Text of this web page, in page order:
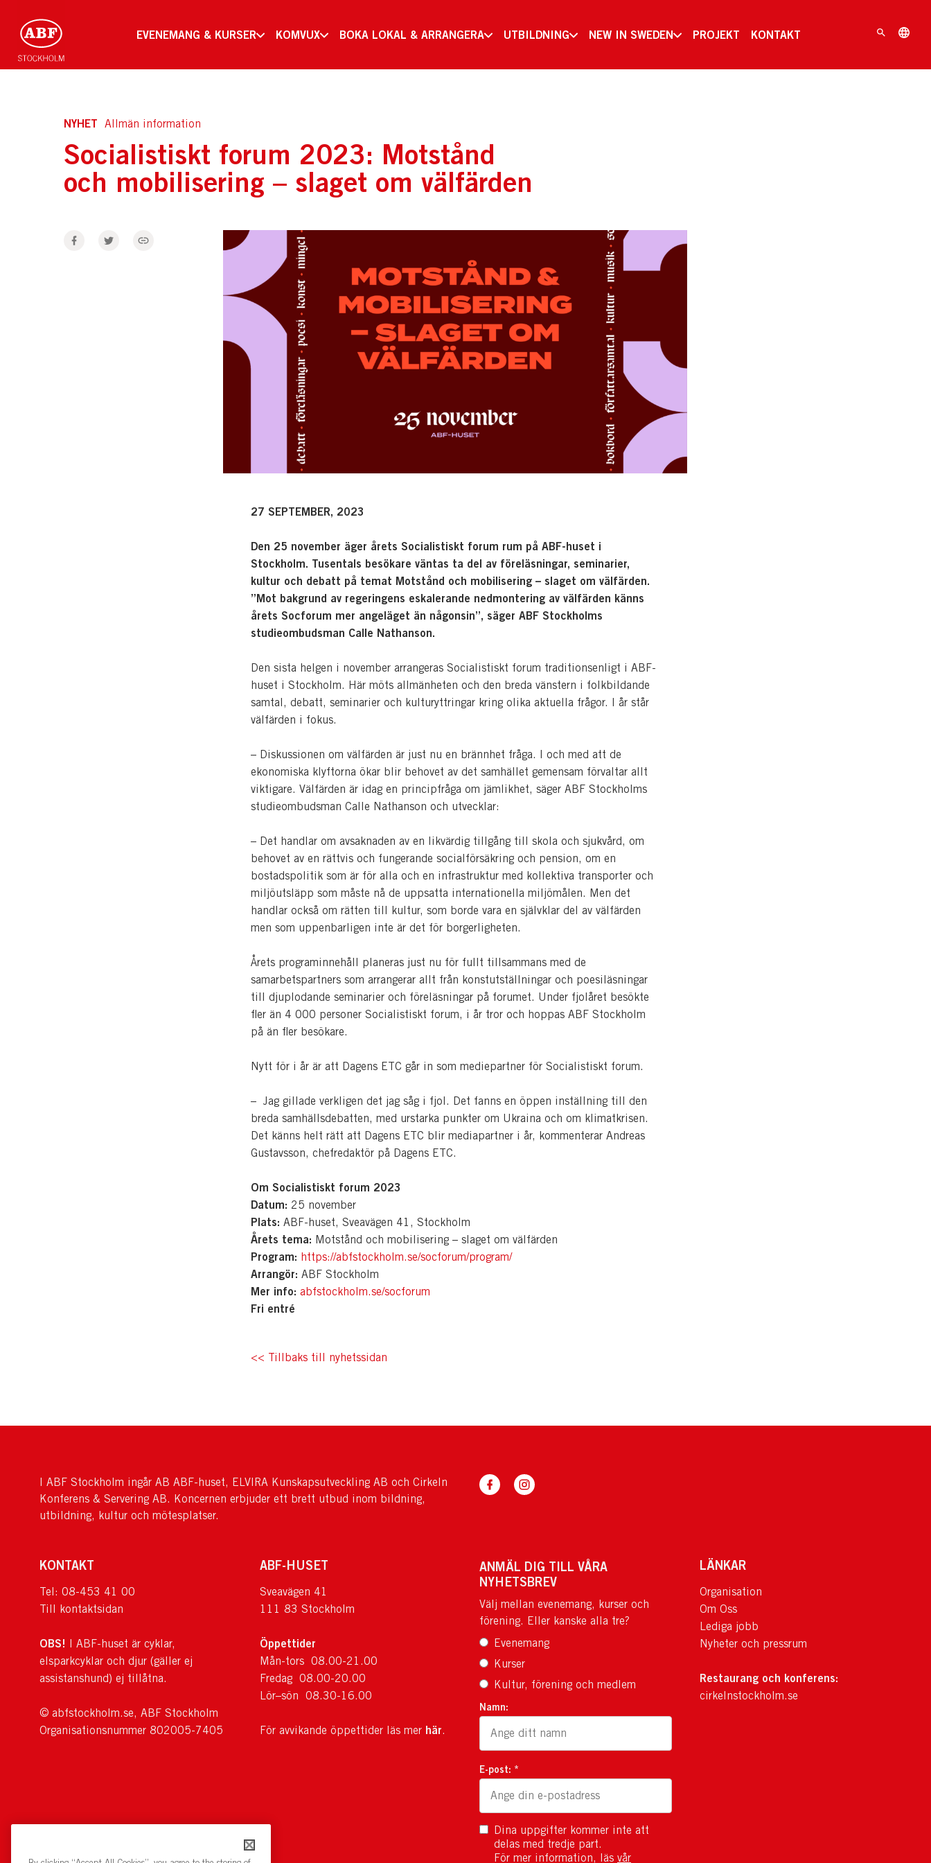
EVENEMANG & KURSER KOMVUX BOKA LOKAL & ARRANGERA UTBILDNING NEW IN SWEDEN PROJEKT KONTAKT
NYHET Allmän information
Socialistiskt forum 2023: Motstånd
och mobilisering – slaget om välfärden
27 SEPTEMBER, 2023
Den 25 november äger årets Socialistiskt forum rum på ABF-huset i
Stockholm. Tusentals besökare väntas ta del av föreläsningar, seminarier,
kultur och debatt på temat Motstånd och mobilisering – slaget om välfärden.
”Mot bakgrund av regeringens eskalerande nedmontering av välfärden känns
årets Socforum mer angeläget än någonsin”, säger ABF Stockholms
studieombudsman Calle Nathanson.
Den sista helgen i november arrangeras Socialistiskt forum traditionsenligt i ABF-
huset i Stockholm. Här möts allmänheten och den breda vänstern i folkbildande
samtal, debatt, seminarier och kulturyttringar kring olika aktuella frågor. I år står
välfärden i fokus.
– Diskussionen om välfärden är just nu en brännhet fråga. I och med att de
ekonomiska klyftorna ökar blir behovet av det samhället gemensam förvaltar allt
viktigare. Välfärden är idag en principfråga om jämlikhet, säger ABF Stockholms
studieombudsman Calle Nathanson och utvecklar:
– Det handlar om avsaknaden av en likvärdig tillgång till skola och sjukvård, om
behovet av en rättvis och fungerande socialförsäkring och pension, om en
bostadspolitik som är för alla och en infrastruktur med kollektiva transporter och
miljöutsläpp som måste nå de uppsatta internationella miljömålen. Men det
handlar också om rätten till kultur, som borde vara en självklar del av välfärden
men som uppenbarligen inte är det för borgerligheten.
Årets programinnehåll planeras just nu för fullt tillsammans med de
samarbetspartners som arrangerar allt från konstutställningar och poesiläsningar
till djuplodande seminarier och föreläsningar på forumet. Under fjolåret besökte
fler än 4 000 personer Socialistiskt forum, i år tror och hoppas ABF Stockholm
på än fler besökare.
Nytt för i år är att Dagens ETC går in som mediepartner för Socialistiskt forum.
– Jag gillade verkligen det jag såg i fjol. Det fanns en öppen inställning till den
breda samhällsdebatten, med urstarka punkter om Ukraina och om klimatkrisen.
Det känns helt rätt att Dagens ETC blir mediapartner i år, kommenterar Andreas
Gustavsson, chefredaktör på Dagens ETC.
Om Socialistiskt forum 2023
Datum: 25 november
Plats: ABF-huset, Sveavägen 41, Stockholm
Årets tema: Motstånd och mobilisering – slaget om välfärden
Program: https://abfstockholm.se/socforum/program/
Arrangör: ABF Stockholm
Mer info: abfstockholm.se/socforum
Fri entré
<< Tillbaks till nyhetssidan
I ABF Stockholm ingår AB ABF-huset, ELVIRA Kunskapsutveckling AB och Cirkeln
Konferens & Servering AB. Koncernen erbjuder ett brett utbud inom bildning,
utbildning, kultur och mötesplatser.
KONTAKT
Tel: 08-453 41 00
Till kontaktsidan
OBS! I ABF-huset är cyklar,
elsparkcyklar och djur (gäller ej
assistanshund) ej tillåtna.
© abfstockholm.se, ABF Stockholm
Organisationsnummer 802005-7405
ABF-HUSET
Sveavägen 41
111 83 Stockholm
Öppettider
Mån-tors 08.00-21.00
Fredag 08.00-20.00
Lör–sön 08.30-16.00
För avvikande öppettider läs mer här.
ANMÄL DIG TILL VÅRA
NYHETSBREV
Välj mellan evenemang, kurser och
förening. Eller kanske alla tre?
Evenemang
Kurser
Kultur, förening och medlem
Namn:
E-post: *
Dina uppgifter kommer inte att
delas med tredje part.
För mer information, läs vår
LÄNKAR
Organisation
Om Oss
Lediga jobb
Nyheter och pressrum
Restaurang och konferens:
cirkelnstockholm.se